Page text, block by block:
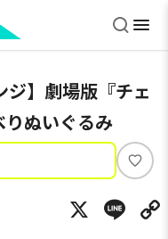
ジ】劇場版『チェ
りぬいぐるみ
い
ね
X